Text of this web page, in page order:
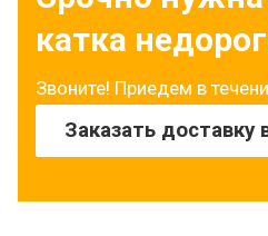
катка
Звоните! Приедем в
Заказать доставку